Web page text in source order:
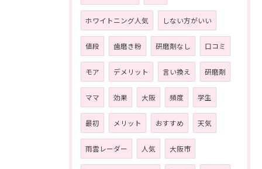
ホワイトニング人気 しない方がいい
値段 歯磨き粉 研磨剤なし 口コミ
モア デメリット 言い換え 研磨剤
ママ 効果 大阪 頻度 学生
最初 メリット おすすめ 天気
雨雲レーダー 人気 大阪市